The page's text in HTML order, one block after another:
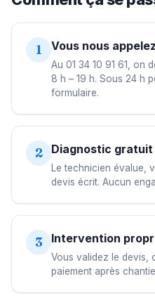
1 Vous nous appelez
Au 01 34 10 91 61, on
8 h – 19 h. Sous 24 h
formulaire.
2 Diagnostic
Le technicien évalue,
devis écrit. Aucun
3 Intervention
Vous validez le devis,
paiement après